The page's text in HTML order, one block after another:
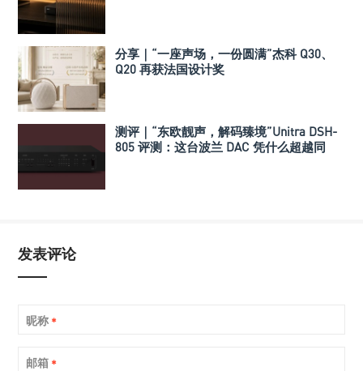
分享｜“一座声场，一份圆满”杰科 Q30、
Q20 再获法国设计奖
测评｜“东欧靓声，解码臻境”Unitra DSH-
805 评测：这台波兰 DAC 凭什么超越同
发表评论
昵称 *
邮箱 *